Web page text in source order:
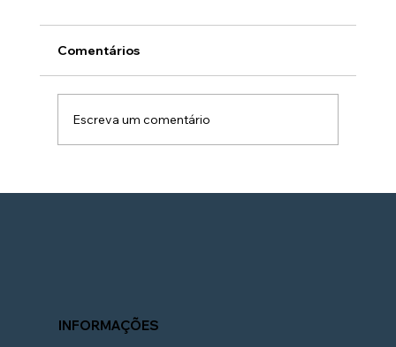
Comentários
Escreva um comentário
INFORMAÇÕES